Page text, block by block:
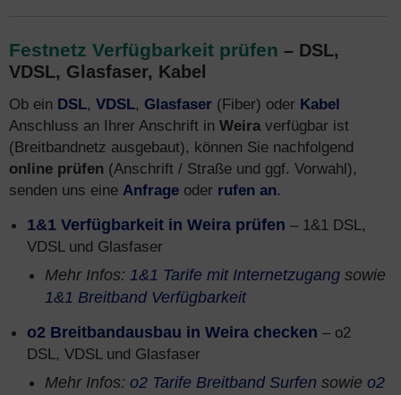
Festnetz Verfügbarkeit prüfen – DSL,
VDSL, Glasfaser, Kabel
Ob ein DSL, VDSL, Glasfaser (Fiber) oder Kabel
Anschluss an Ihrer Anschrift in Weiraverfügbar ist
(Breitbandnetz ausgebaut), können Sie nachfolgend
online prüfen (Anschrift / Straße und ggf. Vorwahl),
senden uns eine Anfrage oder rufen an.
1&1 Verfügbarkeit in Weira prüfen – 1&1 DSL,
VDSL und Glasfaser
Mehr Infos: 1&1 Tarife mit Internetzugang sowie
1&1 Breitband Verfügbarkeit
o2 Breitbandausbau in Weira checken – o2
DSL, VDSL und Glasfaser
Mehr Infos: o2 Tarife Breitband Surfen sowie o2